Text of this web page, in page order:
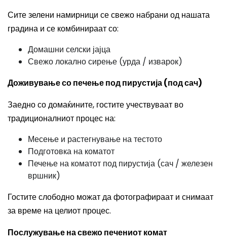
Сите зелени намирници се свежо набрани од нашата
градина и се комбинираат со:
Домашни селски јајца
Свежо локално сирење (урда / изварок)
Доживување со печење под пирустија (под сач)
Заедно со домаќините, гостите учествуваат во
традиционалниот процес на:
Месење и растегнување на тестото
Подготовка на коматот
Печење на коматот под пирустија (сач / железен
вршник)
Гостите слободно можат да фотографираат и снимаат
за време на целиот процес.
Послужување на свежо печениот комат